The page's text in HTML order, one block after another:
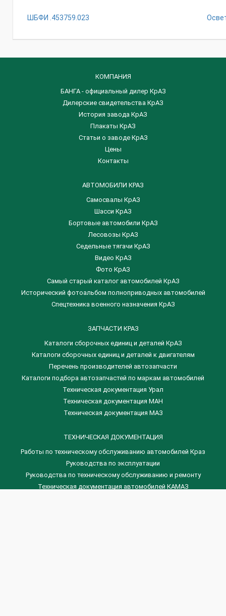
ШБФИ .453759.023
КОМПАНИЯ
БАНГА - официальный дилер КрАЗ
Дилерские свидетельства КрАЗ
История завода КрАЗ
Плакаты КрАЗ
Статьи о заводе КрАЗ
Цены
Контакты
АВТОМОБИЛИ КРАЗ
Самосвалы КрАЗ
Шасси КрАЗ
Бортовые автомобили КрАЗ
Лесовозы КрАЗ
Седельные тягачи КрАЗ
Видео КрАЗ
Фото КрАЗ
Самый старый каталог автомобилей КрАЗ
Исторический фотоальбом полноприводных автомобилей
Спецтехника военного назначения КрАЗ
ЗАПЧАСТИ КРАЗ
Каталоги сборочных единиц и деталей КрАЗ
​Каталоги сборочных единиц и деталей к двигателям
Перечень производителей автозапчасти
Каталоги подбора автозапчастей по маркам автомобилей
Техническая документация Урал
Техническая документация МАН
Техническая документация МАЗ
ТЕХНИЧЕСКАЯ ДОКУМЕНТАЦИЯ
Работы по техническому обслуживанию автомобилей Краз
Руководства по эксплуатации
Руководства по техническому обслуживанию и ремонту
Техническая документация автомобилей КАМАЗ